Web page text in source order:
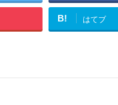
B! はてブ